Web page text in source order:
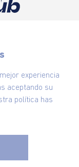
experiencia
aceptando su
política has
y recibe
moda